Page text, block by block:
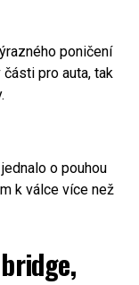
poničení
pro auta, tak
o pouhou
k válce více než